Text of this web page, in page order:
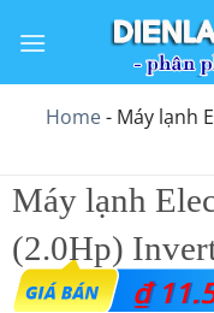
qua
Home- Máy lạnh
Máy lạnh
(2.0Hp)
₫